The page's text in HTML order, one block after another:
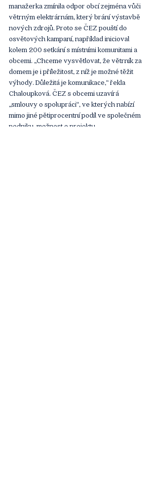
manažerka zmínila odpor obcí zejména vůči
větrným elektrárnám, který brání výstavbě
nových zdrojů. Proto se ČEZ pouští do
osvětových kampaní, například inicioval
kolem 200 setkání s místními komunitami a
obcemi. „Chceme vysvětlovat, že větrník za
domem je i příležitost, z níž je možné těžit
výhody. Důležitá je komunikace,“ řekla
Chaloupková. ČEZ s obcemi uzavírá
„smlouvy o spolupráci“, ve kterých nabízí
mimo jiné pětiprocentní podíl ve společném
podniku, možnost o projektu